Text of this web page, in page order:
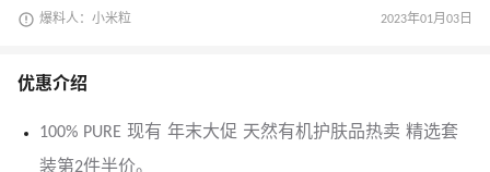
爆料人：小米粒 2023年01月03日
优惠介绍
100% PURE 现有 年末大促 天然有机护肤品热卖 精选套
装第2件半价。